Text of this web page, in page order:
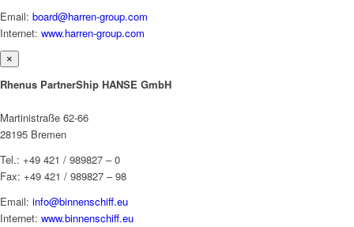
Email: board@harren-group.com
Internet: www.harren-group.com
×
Rhenus PartnerShip HANSE GmbH
Martinistraße 62-66
28195 Bremen
Tel.: +49 421 / 989827 – 0
Fax: +49 421 / 989827 – 98
Email: info@binnenschiff.eu
Internet: www.binnenschiff.eu